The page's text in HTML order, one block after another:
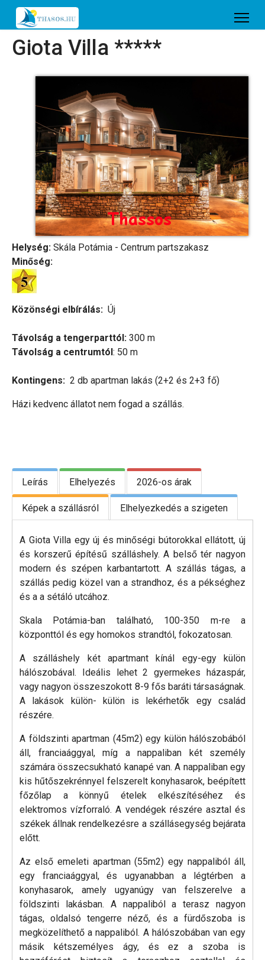
Giota Villa *****
Helység: Skála Potámia - Centrum partszakasz
Minőség:
Közönségi elbírálás: Új
Távolság a tengerparttól: 300 m
Távolság a centrumtól: 50 m
Kontingens: 2 db apartman lakás (2+2 és 2+3 fő)
Házi kedvenc állatot nem fogad a szállás.
Leírás Elhelyezés 2026-os árak
Képek a szállásról Elhelyezkedés a szigeten
A Giota Villa egy új és minőségi bútorokkal ellátott, új
és korszerű építésű szálláshely. A belső tér nagyon
modern és szépen karbantartott. A szállás tágas, a
szállás pedig közel van a strandhoz, és a pékséghez
és a a sétáló utcához.
Skala Potámia-ban található, 100-350 m-re a
központtól és egy homokos strandtól, fokozatosan.
A szálláshely két apartmant kínál egy-egy külön
hálószobával. Ideális lehet 2 gyermekes házaspár,
vagy nagyon összeszokott 8-9 fős baráti társaságnak.
A lakások külön- külön is lekérhetők egy család
részére.
A földszinti apartman (45m2) egy külön hálószobából
áll, franciaággyal, míg a nappaliban két személy
számára összecsukható kanapé van. A nappaliban egy
kis hűtőszekrénnyel felszerelt konyhasarok, beépített
főzőlap a könnyű ételek elkészítéséhez és
elektromos vízforraló. A vendégek részére asztal és
székek állnak rendelkezésre a szállásegység bejárata
előtt.
Az első emeleti apartman (55m2) egy nappaliból áll,
egy franciaággyal, és ugyanabban a légtérben a
konyhasarok, amely ugyanúgy van felszerelve a
földszinti lakásban. A nappaliból a terasz nagyon
tágas, oldalsó tengerre néző, és a fürdőszoba is
megközelíthető a nappaliból. A hálószobában van egy
másik kétszemélyes ágy, és ez a szoba is